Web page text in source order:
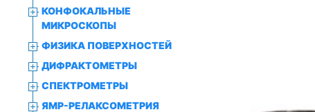
КОНФОКАЛЬНЫЕ
МИКРОСКОПЫ
ФИЗИКА ПОВЕРХНОСТЕЙ
ДИФРАКТОМЕТРЫ
СПЕКТРОМЕТРЫ
ЯМР-РЕЛАКСОМЕТРИЯ